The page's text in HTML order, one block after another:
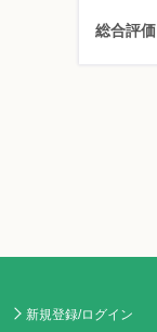
総合評価
新規登録/ログイン